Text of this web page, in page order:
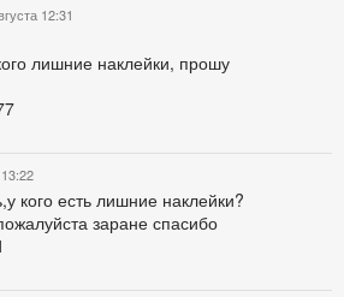
12:31
лишние наклейки, прошу
кого есть лишние наклейки?
заране спасибо